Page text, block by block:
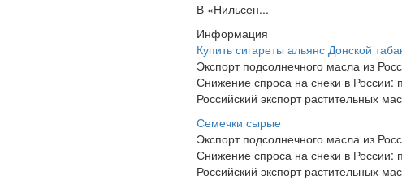
В «Нильсен...
Информация
Купить сигареты альянс Донской
Экспорт подсолнечного масла из
Снижение спроса на снеки в России:
Российский экспорт растительных
Семечки сырые
Экспорт подсолнечного масла из
Снижение спроса на снеки в России:
Российский экспорт растительных